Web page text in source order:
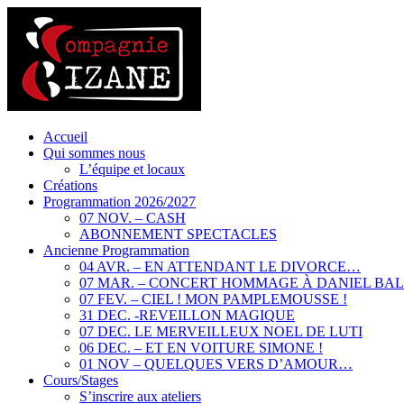
Accueil
Qui sommes nous
L’équipe et locaux
Créations
Programmation 2026/2027
07 NOV. – CASH
ABONNEMENT SPECTACLES
Ancienne Programmation
04 AVR. – EN ATTENDANT LE DIVORCE…
07 MAR. – CONCERT HOMMAGE À DANIEL
07 FEV. – CIEL ! MON PAMPLEMOUSSE !
31 DEC. -REVEILLON MAGIQUE
07 DEC. LE MERVEILLEUX NOEL DE LUTI
06 DEC. – ET EN VOITURE SIMONE !
01 NOV – QUELQUES VERS D’AMOUR…
Cours/Stages
S’inscrire aux ateliers